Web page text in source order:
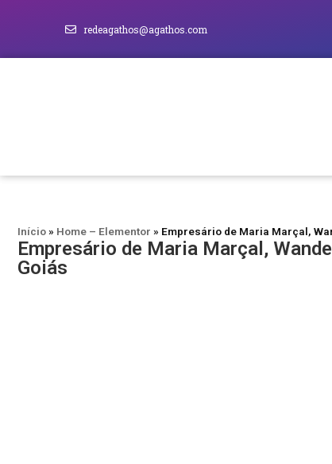
redeagathos@agathos.com
Início» Home – Elementor » Empresário de Maria Marçal,
Empresário de Maria Marçal,
Goiás